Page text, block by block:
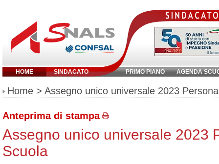
HOME SINDACATO PRIMO PIANO AGENDA
Inserisci parola chiave:
Home > Assegno unico universale 2023
Anteprima di stampa
Assegno unico universale 2023
Scuola